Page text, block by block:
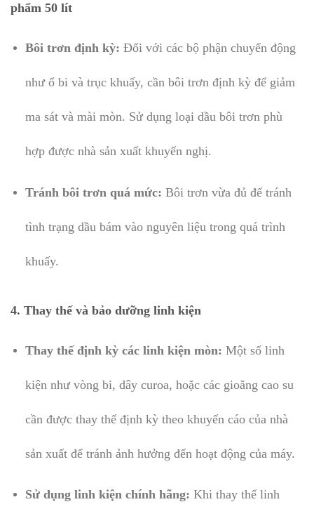
phẩm 50 lít
Bôi trơn định kỳ: Đối với các bộ phận chuyển động
như ổ bi và trục khuấy, cần bôi trơn định kỳ để giảm
ma sát và mài mòn. Sử dụng loại dầu bôi trơn phù
hợp được nhà sản xuất khuyến nghị.
Tránh bôi trơn quá mức: Bôi trơn vừa đủ để tránh
tình trạng dầu bám vào nguyên liệu trong quá trình
khuấy.
4. Thay thế và bảo dưỡng linh kiện
Thay thế định kỳ các linh kiện mòn: Một số linh
kiện như vòng bi, dây curoa, hoặc các gioăng cao su
cần được thay thế định kỳ theo khuyến cáo của nhà
sản xuất để tránh ảnh hưởng đến hoạt động của máy.
Sử dụng linh kiện chính hãng: Khi thay thế linh